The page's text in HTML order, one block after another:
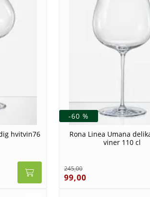
hvitvin76
Rona Linea Umana
viner 110 cl
245,00
99,00
-60 %